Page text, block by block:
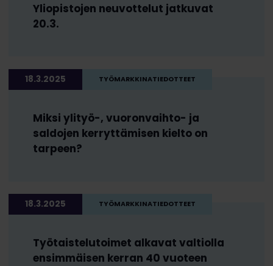
Yliopistojen neuvottelut jatkuvat
20.3.
18.3.2025 TYÖMARKKINATIEDOTTEET
Miksi ylityö-, vuoronvaihto- ja
saldojen kerryttämisen kielto on
tarpeen?
18.3.2025 TYÖMARKKINATIEDOTTEET
Työtaistelutoimet alkavat valtiolla
ensimmäisen kerran 40 vuoteen